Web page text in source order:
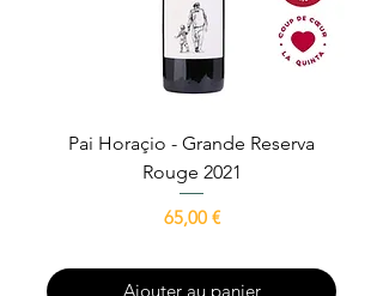
Pai Horaçio - Grande Reserva
Rouge 2021
Prix
65,00 €
Ajouter au panier